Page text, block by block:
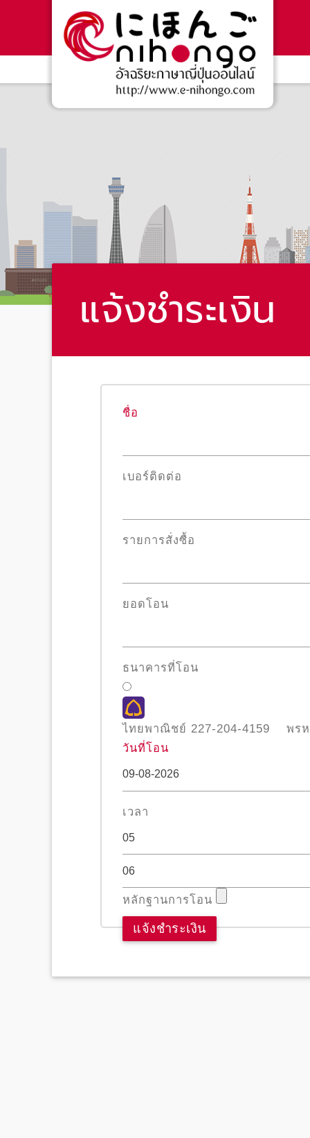
แจ้งชำระเงิน
ชื่อ
เบอร์ติดต่อ
รายการสั่งซื้อ
ยอดโอน
ธนาคารที่โอน
ไทยพาณิชย์ 227-204-4159
พร
วันที่โอน
เวลา
05
06
หลักฐานการโอน